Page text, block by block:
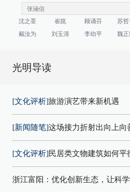
沈之荃 崔崑 顾诵芬 苏哲
戴汝为
刘玉清 李幼平 魏正
光明导读
[文化评析]旅游演艺带来新机遇
[新闻随笔]这场接力折射出向上向
[文化评析]民居类文物建筑如何平
浙江富阳：优化创新生态，让科